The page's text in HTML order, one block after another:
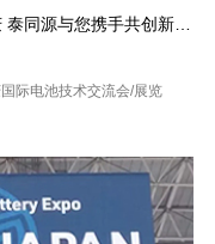
链动全球·赋能绿色·驱动未来丨CIBF重庆 泰同源与您携手共创新篇章！
际电池技术交流会/展览